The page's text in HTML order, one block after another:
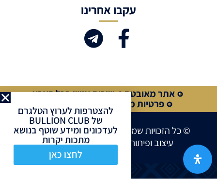
עקבו אחרינו
אתר מאובטח
שירות אישי בכל הארץ
פרטיות מלאה
קנייה מאובטחת
עיצוב ופיתוח אתרים ע”יSite Market
© כל הזכויות שמורות לחברת BULLION CLUB
להצטרפות לערוץ הטלגרם
של BULLION CLUB
לעדכונים ומידע שוטף בנושא
מתכות יקרות
לחצו כאן